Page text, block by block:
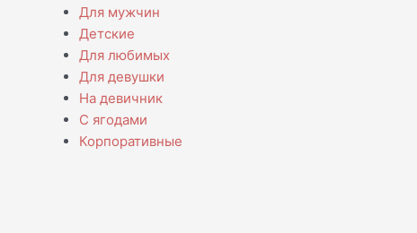
Для мужчин
Детские
Для любимых
Для девушки
На девичник
С ягодами
Корпоративные